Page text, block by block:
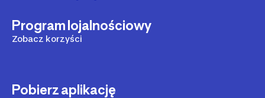
Program lojalnościowy
Zobacz korzyści
Pobierz aplikację